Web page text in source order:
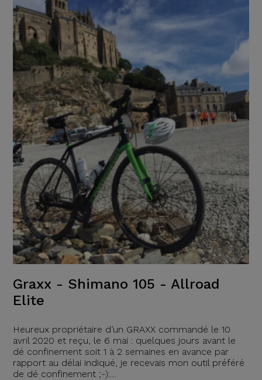
Graxx - Shimano 105 - Allroad
Elite
Heureux propriétaire d’un GRAXX commandé le 10
avril 2020 et reçu, le 6 mai : quelques jours avant le
dé confinement soit 1 à 2 semaines en avance par
rapport au délai indiqué, je recevais mon outil préféré
de dé confinement ;-):…